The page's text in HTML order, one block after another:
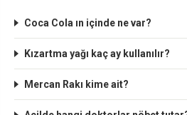
Coca Cola ın içinde ne var?
Kızartma yağı kaç ay kullanılır?
Mercan Rakı kime ait?